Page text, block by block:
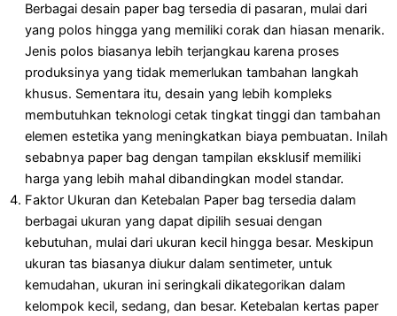
Berbagai desain paper bag tersedia di pasaran, mulai dari
yang polos hingga yang memiliki corak dan hiasan menarik.
Jenis polos biasanya lebih terjangkau karena proses
produksinya yang tidak memerlukan tambahan langkah
khusus. Sementara itu, desain yang lebih kompleks
membutuhkan teknologi cetak tingkat tinggi dan tambahan
elemen estetika yang meningkatkan biaya pembuatan. Inilah
sebabnya paper bag dengan tampilan eksklusif memiliki
harga yang lebih mahal dibandingkan model standar.
Faktor Ukuran dan Ketebalan Paper bag tersedia dalam
berbagai ukuran yang dapat dipilih sesuai dengan
kebutuhan, mulai dari ukuran kecil hingga besar. Meskipun
ukuran tas biasanya diukur dalam sentimeter, untuk
kemudahan, ukuran ini seringkali dikategorikan dalam
kelompok kecil, sedang, dan besar. Ketebalan kertas paper